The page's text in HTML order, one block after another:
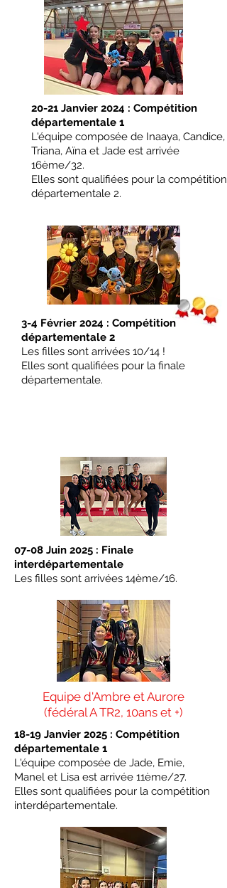
20-21 Janvier 2024 : Compétition
départementale 1
L'équipe composée de Inaaya, Candice,
Triana, Aïna et Jade est arrivée
16ème/32.
Elles sont qualifiées pour la compétition
départementale 2.
3-4 Février 2024 : Compétition
départementale 2
Les filles sont arrivées 10/14 !
Elles sont qualifiées pour la finale
départementale.
07-08 Juin 2025 : Finale
interdépartementale
Les filles sont arrivées 14ème/16.
Equipe d'Ambre et Aurore
(fédéral A TR2, 10ans et +)
18-19 Janvier 2025 : Compétition
départementale 1
L'équipe composée de Jade, Emie,
Manel et Lisa est arrivée 11ème/27.
Elles sont qualifiées pour la compétition
interdépartementale.